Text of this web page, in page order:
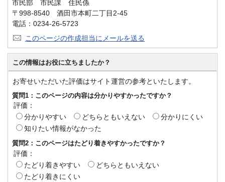
市民部 市民課 住民係
〒998-8540 酒田市本町二丁目2-45
電話：0234-26-5723
このページの作成担当にメールを送る
この情報はお役に立ちましたか？
お寄せいただいた評価はサイト運営の参考といたします。
質問1：このページの内容は分かりやすかったですか？
評価：
分かりやすい
どちらともいえない
分かりにくい
知りたい情報がなかった
質問2：このページはたどり着きやすかったですか？
評価：
たどり着きやすい
どちらともいえない
たどり着きにくい